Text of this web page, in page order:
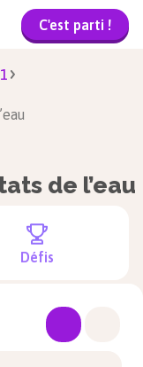
C'est parti !
de l’eau
Défis